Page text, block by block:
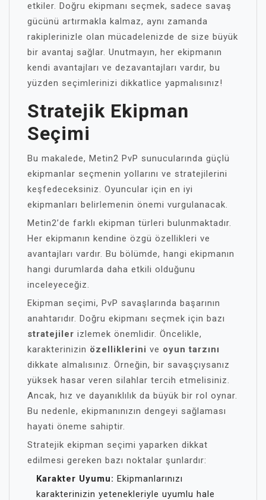
etkiler. Doğru ekipmanı seçmek, sadece savaş
gücünü artırmakla kalmaz, aynı zamanda
rakiplerinizle olan mücadelenizde de size büyük
bir avantaj sağlar. Unutmayın, her ekipmanın
kendi avantajları ve dezavantajları vardır, bu
yüzden seçimlerinizi dikkatlice yapmalısınız!
Stratejik Ekipman
Seçimi
Bu makalede, Metin2 PvP sunucularında güçlü
ekipmanlar seçmenin yollarını ve stratejilerini
keşfedeceksiniz. Oyuncular için en iyi
ekipmanları belirlemenin önemi vurgulanacak.
Metin2’de farklı ekipman türleri bulunmaktadır.
Her ekipmanın kendine özgü özellikleri ve
avantajları vardır. Bu bölümde, hangi ekipmanın
hangi durumlarda daha etkili olduğunu
inceleyeceğiz.
Ekipman seçimi, PvP savaşlarında başarının
anahtarıdır. Doğru ekipmanı seçmek için bazı
stratejiler izlemek önemlidir. Öncelikle,
karakterinizin özelliklerini ve oyun tarzını
dikkate almalısınız. Örneğin, bir savaşçıysanız
yüksek hasar veren silahlar tercih etmelisiniz.
Ancak, hız ve dayanıklılık da büyük bir rol oynar.
Bu nedenle, ekipmanınızın dengeyi sağlaması
hayati öneme sahiptir.
Stratejik ekipman seçimi yaparken dikkat
edilmesi gereken bazı noktalar şunlardır:
Karakter Uyumu: Ekipmanlarınızı
karakterinizin yetenekleriyle uyumlu hale